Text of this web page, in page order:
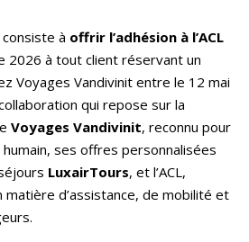
à offrir l’adhésion à l’ACL
2026 à tout client réservant un
Voyages Vandivinit entre le 12 mai
qui repose sur la
Voyages Vandivinit, reconnu pour
ses offres personnalisées
LuxairTours, et l’ACL,
d’assistance, de mobilité et